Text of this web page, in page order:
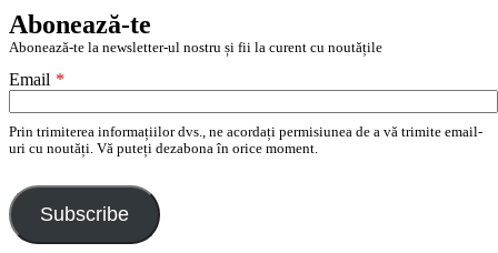
Abonează-te
Abonează-te la newsletter-ul nostru și fii la curent cu noutățile
Email *
Prin trimiterea informațiilor dvs., ne acordați permisiunea de a vă trimite email-
uri cu noutăți. Vă puteți dezabona în orice moment.
Subscribe